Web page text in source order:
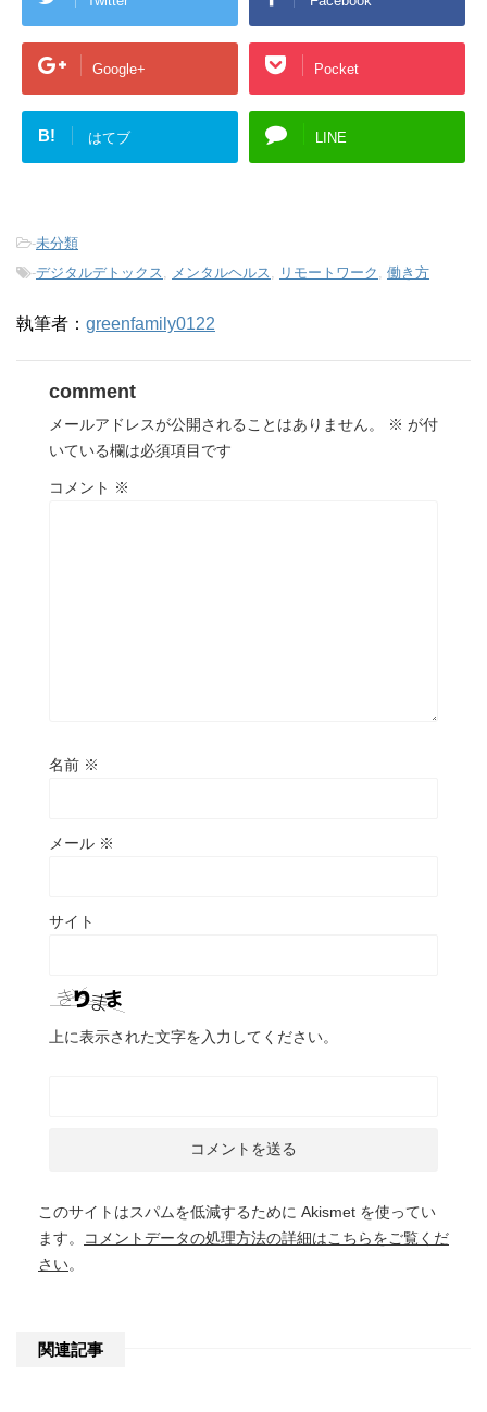
Google+ Pocket
B! はてブ LINE
-未分類
-デジタルデトックス, メンタルヘルス, リモートワーク , 働き方
執筆者： greenfamily0122
comment
メールアドレスが公開されることはありません。 ※ が付
いている欄は必須項目です
コメント ※
名前 ※
メール ※
サイト
上に表示された文字を入力してください。
このサイトはスパムを低減するために Akismet を使ってい
ます。
コメントデータの処理方法の詳細はこちらをご覧くだ
さい。
関連記事